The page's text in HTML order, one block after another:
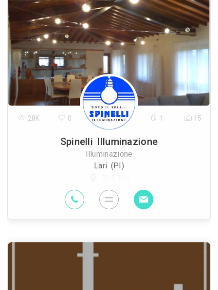
Spinelli Illuminazione
Illuminazione
Lari (PI)
28K 0 1 15